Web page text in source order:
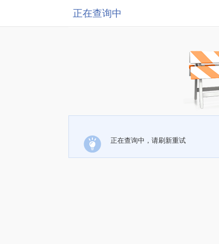
正在查询中
正在查询中，请刷新重试